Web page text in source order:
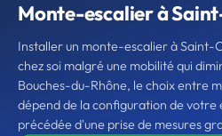
Monte-escalier à
Installer un monte-escalier à
chez soi malgré une mobilité qui
Bouches-du-Rhône, le choix entre
dépend de la configuration de votre
précédée d'une prise de mesures